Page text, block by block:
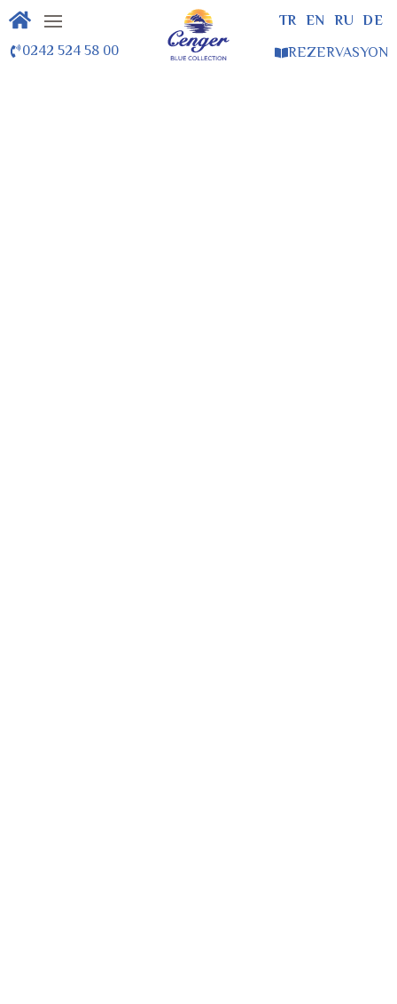
0242 524 58 00 REZERVASYON
TR EN RU DE